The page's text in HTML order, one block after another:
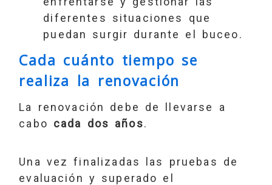
diferentes situaciones que
puedan surgir durante el buceo.
Cada cuánto tiempo se
realiza la renovación
La renovación debe de llevarse a
cabo cada dos años.
Una vez finalizadas las pruebas de
evaluación y superado el